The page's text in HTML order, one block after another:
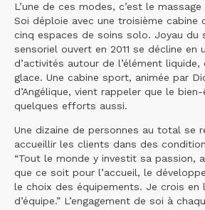
L’une de ces modes, c’est le
Soi déploie avec une troisième cabine
cinq espaces de soins solo. Joyau du
sensoriel ouvert en 2011 se décline en
d’activités autour de l’élément
glace. Une cabine sport, animée par
d’Angélique, vient rappeler que le
quelques efforts aussi.
Une dizaine de personnes au total se
accueillir les clients dans des
“Tout le monde y investit sa passion,
que ce soit pour l’accueil, le
le choix des équipements. Je crois en
d’équipe.” L’engagement de soi à